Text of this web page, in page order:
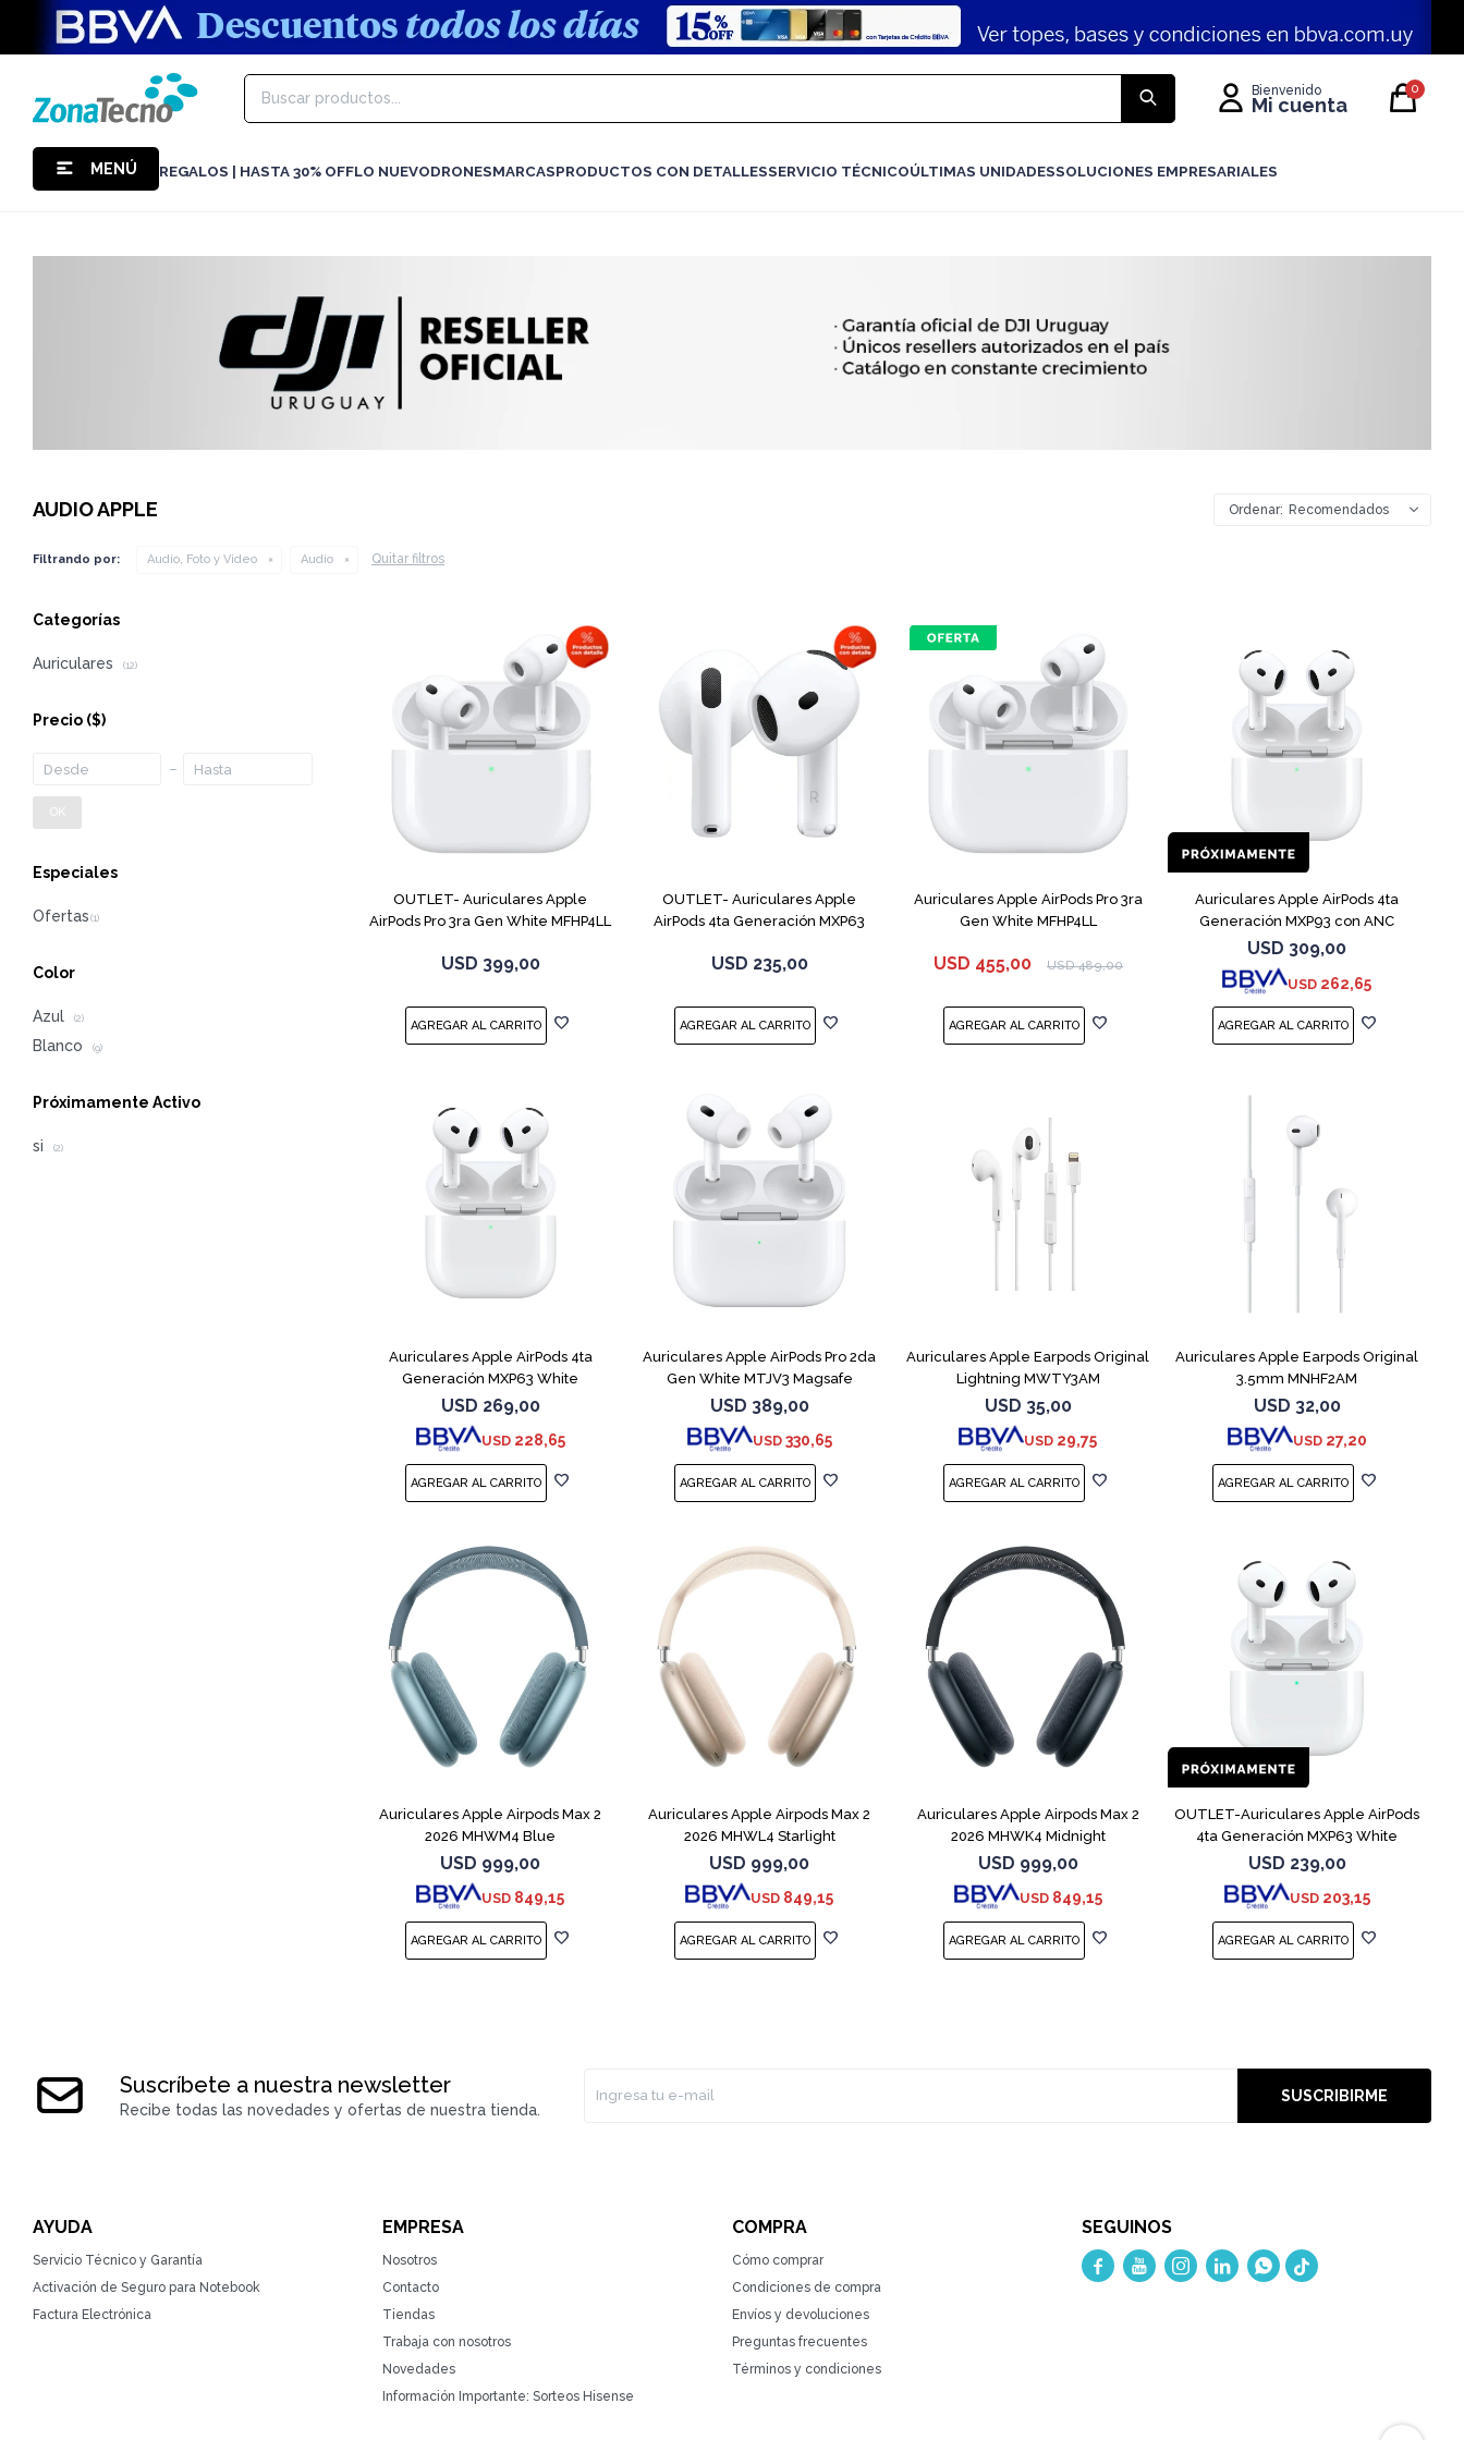
MENÚ REGALOS | HASTA 30% OFFLO NUEVODRONESMARCASPRODUCTOS CON DETALLESSERVICIO TÉCNICOÚLTIMAS UNIDADESSOLUCIONES EMPRESARIALES
0
AUDIO APPLE Recomendados
Filtrando por: Audio, Foto y Video Audio Quitar filtros
OUTLET- Auriculares Apple
AirPods Pro 3ra Gen White MFHP4LL
USD 399,00
OUTLET- Auriculares Apple
AirPods 4ta Generación MXP63
USD 235,00
Auriculares Apple AirPods Pro 3ra
Gen White MFHP4LL
USD 455,00 USD 489,00
Auriculares Apple AirPods 4ta
Generación MXP93 con ANC
USD 309,00
USD 262,65
Auriculares Apple AirPods 4ta
Generación MXP63 White
USD 269,00
USD 228,65
Auriculares Apple AirPods Pro 2da
Gen White MTJV3 Magsafe
USD 389,00
USD 330,65
Auriculares Apple Earpods Original
Lightning MWTY3AM
USD 35,00
USD 29,75
Auriculares Apple Earpods Original
3.5mm MNHF2AM
USD 32,00
USD 27,20
Auriculares Apple Airpods Max 2
2026 MHWM4 Blue
USD 999,00
USD 849,15
Auriculares Apple Airpods Max 2
2026 MHWL4 Starlight
USD 999,00
USD 849,15
Auriculares Apple Airpods Max 2
2026 MHWK4 Midnight
USD 999,00
USD 849,15
OUTLET-Auriculares Apple AirPods
4ta Generación MXP63 White
USD 239,00
USD 203,15
Categorías
Auriculares (12)
Precio ($)
OK
Especiales
Color
Azul (2)
Blanco (9)
Próximamente Activo
si (2)
Suscríbete a nuestra newsletter
Recibe todas las novedades y ofertas de nuestra tienda.
SUSCRIBIRME
AYUDA
Servicio Técnico y Garantía
Activación de Seguro para Notebook
Factura Electrónica
EMPRESA
Nosotros
Contacto
Tiendas
Trabaja con nosotros
Novedades
Información Importante: Sorteos Hisense
COMPRA
Cómo comprar
Condiciones de compra
Envíos y devoluciones
Preguntas frecuentes
Términos y condiciones
SEGUINOS
    